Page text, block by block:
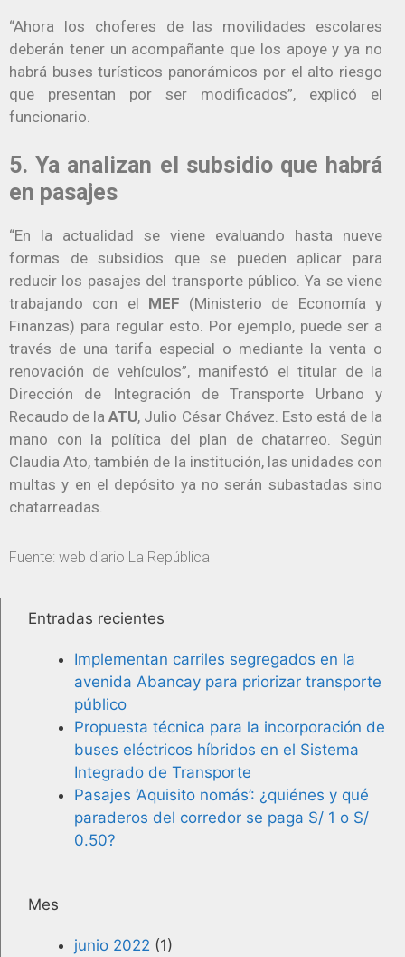
“Ahora los choferes de las movilidades escolares
deberán tener un acompañante que los apoye y ya no
habrá buses turísticos panorámicos por el alto riesgo
que presentan por ser modificados”, explicó el
funcionario.
5. Ya analizan el subsidio que habrá
en pasajes
“En la actualidad se viene evaluando hasta nueve
formas de subsidios que se pueden aplicar para
reducir los pasajes del transporte público. Ya se viene
trabajando con el MEF (Ministerio de Economía y
Finanzas) para regular esto. Por ejemplo, puede ser a
través de una tarifa especial o mediante la venta o
renovación de vehículos”, manifestó el titular de la
Dirección de Integración de Transporte Urbano y
Recaudo de laATU, Julio César Chávez. Esto está de la
mano con la política del plan de chatarreo. Según
Claudia Ato, también de la institución, las unidades con
multas y en el depósito ya no serán subastadas sino
chatarreadas.
Fuente: web diario La República
Entradas recientes
Implementan carriles segregados en la
avenida Abancay para priorizar transporte
público
Propuesta técnica para la incorporación de
buses eléctricos híbridos en el Sistema
Integrado de Transporte
Pasajes ‘Aquisito nomás’: ¿quiénes y qué
paraderos del corredor se paga S/ 1 o S/
0.50?
Mes
junio 2022 (1)